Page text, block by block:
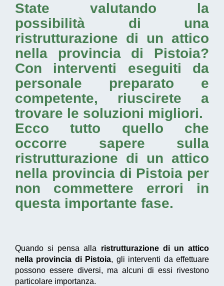
State valutando la
possibilità di una
ristrutturazione di un attico
nella provincia di Pistoia?
Con interventi eseguiti da
personale preparato e
competente, riuscirete a
trovare le soluzioni migliori.
Ecco tutto quello che
occorre sapere sulla
ristrutturazione di un attico
nella provincia di Pistoia per
non commettere errori in
questa importante fase.
Quando si pensa alla ristrutturazione di un attico
nella provincia di Pistoia, gli interventi da effettuare
possono essere diversi, ma alcuni di essi rivestono
particolare importanza.